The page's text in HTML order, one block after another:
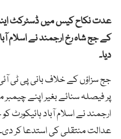
عدت نکاح کیس میں ڈسٹرکٹ
کے جج شاہ رخ ارجمند نے اسلام
دیا۔
جج سزاؤں کے خلاف بانی پی ٹی
پر فیصلہ سنائے بغیر اپنے
ارجمند نے اسلام آباد
عدالت منتقلی کی استدعا کر